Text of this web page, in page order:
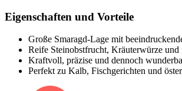
Eigenschaften und Vorteile
Große Smaragd-Lage mit
Reife Steinobstfrucht, Kräuterwürze
Kraftvoll, präzise und dennoch
Perfekt zu Kalb, Fischgerichten und